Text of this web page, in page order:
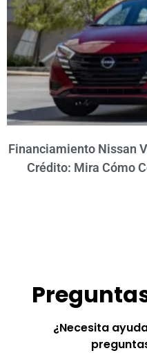
Financiamiento Nissan
Crédito: Mira Cómo
¿Necesita